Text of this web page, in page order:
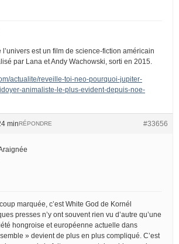
est un film de science-fiction américain
par Lana et Andy Wachowski, sorti en 2015.
actualite/reveille-toi-neo-pourquoi-jupiter-
animaliste-le-plus-evident-depuis-noe-
min #33656
RÉPONDRE
marquée, c’est White God de Kornél
presses n’y ont souvent rien vu d’autre qu’une
hongroise et européenne actuelle dans
» devient de plus en plus compliqué. C’est